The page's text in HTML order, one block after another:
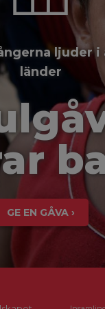
ljuder i
länder
GE EN GÅVA ›